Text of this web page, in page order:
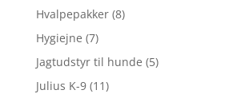
Hvalpepakker (8)
Hygiejne (7)
Jagtudstyr til hunde (5)
Julius K-9 (11)